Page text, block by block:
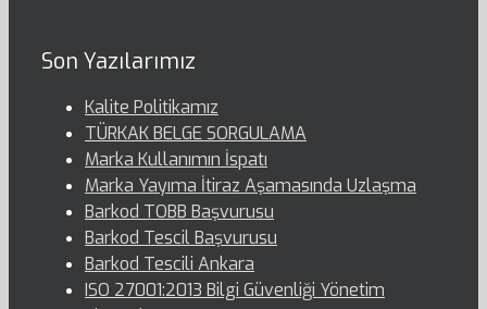
Son Yazılarımız
Kalite Politikamız
TÜRKAK BELGE SORGULAMA
Marka Kullanımın İspatı
Marka Yayıma İtiraz Aşamasında Uzlaşma
Barkod TOBB Başvurusu
Barkod Tescil Başvurusu
Barkod Tescili Ankara
ISO 27001:2013 Bilgi Güvenliği Yönetim